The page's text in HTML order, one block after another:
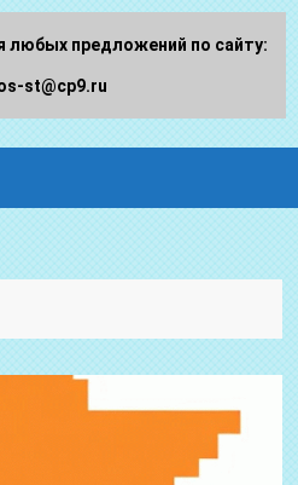
любых предложений по сайту:
st@cp9.ru